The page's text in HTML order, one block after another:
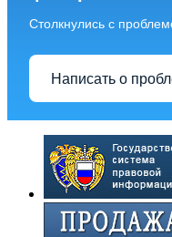
Столкнулись с
Написать о